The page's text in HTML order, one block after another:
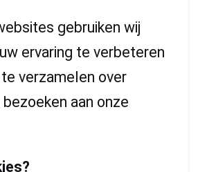
gebruiken wij
ervaring te verbeteren
verzamelen over
aan onze